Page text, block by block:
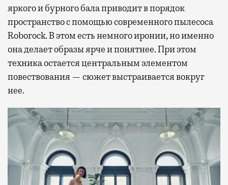
яркого и бурного бала приводит в порядок
пространство с помощью современного пылесоса
Roborock. В этом есть немного иронии, но именно
она делает образы ярче и понятнее. При этом
техника остается центральным элементом
повествования — сюжет выстраивается вокруг
нее.